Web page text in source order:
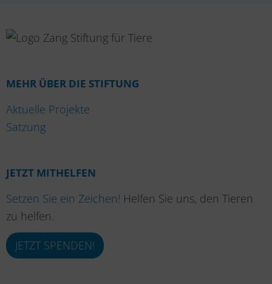
MEHR ÜBER DIE STIFTUNG
Aktuelle Projekte
Satzung
JETZT MITHELFEN
Setzen Sie ein Zeichen! Helfen Sie uns, den Tieren
zu helfen.
JETZT SPENDEN!